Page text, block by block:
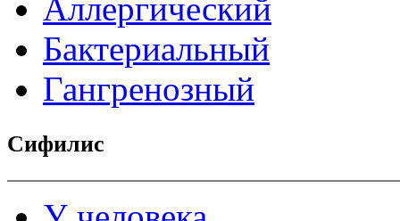
Аллергический
Бактериальный
Гангренозный
Сифилис